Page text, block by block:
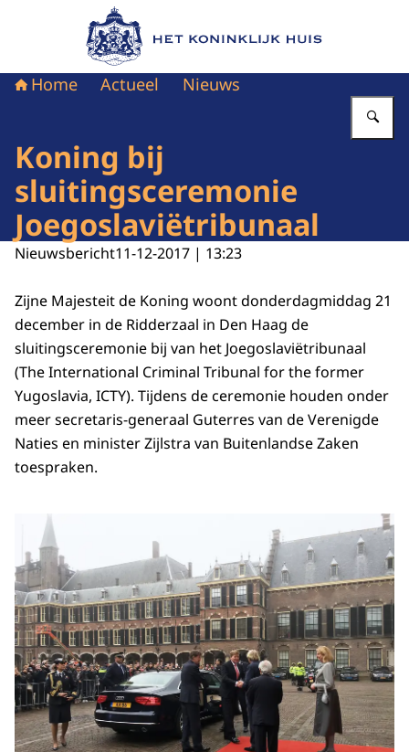
Naar de homepage van Het Koninklijk Huis
Home Actueel Nieuws
Koning bij
sluitingsceremonie
Joegoslaviëtribunaal
Nieuwsbericht11-12-2017 | 13:23
Zijne Majesteit de Koning woont donderdagmiddag 21
december in de Ridderzaal in Den Haag de
sluitingsceremonie bij van het Joegoslaviëtribunaal
(The International Criminal Tribunal for the former
Yugoslavia, ICTY). Tijdens de ceremonie houden onder
meer secretaris-generaal Guterres van de Verenigde
Naties en minister Zijlstra van Buitenlandse Zaken
toespraken.